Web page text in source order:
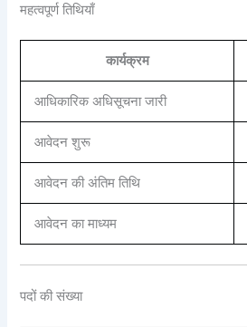
महत्वपूर्ण तिथियाँ
कार्यक्रम
आधिकारिक अधिसूचना जारी
आवेदन शुरू
आवेदन की अंतिम तिथि
आवेदन का माध्यम
पदों की संख्या